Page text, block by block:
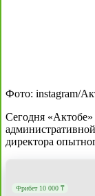
Фото: instagram/
Сегодня
директора
Фрибет 10 000 ₸